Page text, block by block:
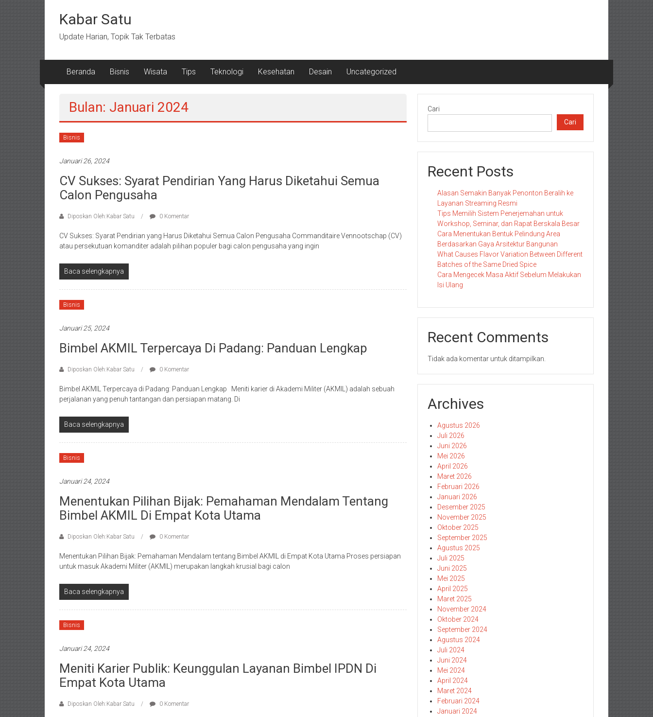
kontenKabar Satu
Update Harian, Topik Tak Terbatas
Beranda Bisnis Wisata Tips Teknologi Kesehatan Desain Uncategorized
Bulan: Januari 2024
Bisnis
Januari 26, 2024
CV Sukses: Syarat Pendirian Yang Harus Diketahui Semua
Calon Pengusaha
Diposkan Oleh:Kabar Satu 0 Komentar
CV Sukses: Syarat Pendirian yang Harus Diketahui Semua Calon Pengusaha Commanditaire Vennootschap (CV)
atau persekutuan komanditer adalah pilihan populer bagi calon pengusaha yang ingin
Baca selengkapnya
Bisnis
Januari 25, 2024
Bimbel AKMIL Terpercaya Di Padang: Panduan Lengkap
Diposkan Oleh:Kabar Satu 0 Komentar
Bimbel AKMIL Terpercaya di Padang: Panduan Lengkap Meniti karier di Akademi Militer (AKMIL) adalah sebuah
perjalanan yang penuh tantangan dan persiapan matang. Di
Baca selengkapnya
Bisnis
Januari 24, 2024
Menentukan Pilihan Bijak: Pemahaman Mendalam Tentang
Bimbel AKMIL Di Empat Kota Utama
Diposkan Oleh:Kabar Satu 0 Komentar
Menentukan Pilihan Bijak: Pemahaman Mendalam tentang Bimbel AKMIL di Empat Kota Utama Proses persiapan
untuk masuk Akademi Militer (AKMIL) merupakan langkah krusial bagi calon
Baca selengkapnya
Bisnis
Januari 24, 2024
Meniti Karier Publik: Keunggulan Layanan Bimbel IPDN Di
Empat Kota Utama
Diposkan Oleh:Kabar Satu 0 Komentar
Cari
Cari
Recent Posts
Alasan Semakin Banyak Penonton Beralih ke
Layanan Streaming Resmi
Tips Memilih Sistem Penerjemahan untuk
Workshop, Seminar, dan Rapat Berskala Besar
Cara Menentukan Bentuk Pelindung Area
Berdasarkan Gaya Arsitektur Bangunan
What Causes Flavor Variation Between Different
Batches of the Same Dried Spice
Cara Mengecek Masa Aktif Sebelum Melakukan
Isi Ulang
Recent Comments
Tidak ada komentar untuk ditampilkan.
Archives
Agustus 2026
Juli 2026
Juni 2026
Mei 2026
April 2026
Maret 2026
Februari 2026
Januari 2026
Desember 2025
November 2025
Oktober 2025
September 2025
Agustus 2025
Juli 2025
Juni 2025
Mei 2025
April 2025
Maret 2025
November 2024
Oktober 2024
September 2024
Agustus 2024
Juli 2024
Juni 2024
Mei 2024
April 2024
Maret 2024
Februari 2024
Januari 2024